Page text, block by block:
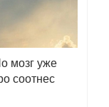
мозг уже
соотнес